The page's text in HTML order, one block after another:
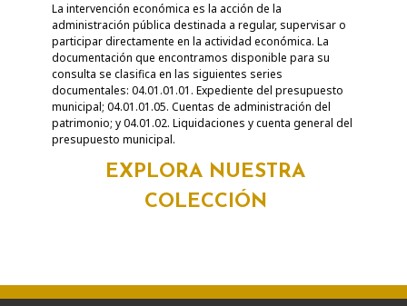
La intervención económica es la acción de la
administración pública destinada a regular, supervisar o
participar directamente en la actividad económica. La
documentación que encontramos disponible para su
consulta se clasifica en las siguientes series
documentales: 04.01.01.01. Expediente del presupuesto
municipal; 04.01.01.05. Cuentas de administración del
patrimonio; y 04.01.02. Liquidaciones y cuenta general del
presupuesto municipal.
EXPLORA NUESTRA
COLECCIÓN